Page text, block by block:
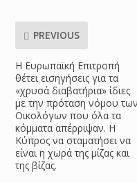
PREVIOUS
Η Ευρωπαϊκή Επιτροπή
θέτει εισηγήσεις για τα
«χρυσά διαβατήρια» ίδιες
με την πρόταση νόμου των
Οικολόγων που όλα τα
κόμματα απέρριψαν. Η
Κύπρος να σταματήσει να
είναι η χωρά της μίζας και
της βίζας.